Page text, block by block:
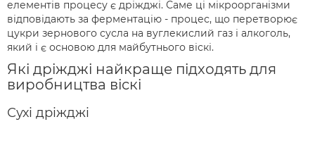
елементів процесу є дріжджі. Саме ці мікроорганізми
відповідають за ферментацію - процес, що перетворює
цукри зернового сусла на вуглекислий газ і алкоголь,
який і є основою для майбутнього віскі.
Які дріжджі найкраще підходять для
виробництва віскі
Сухі дріжджі